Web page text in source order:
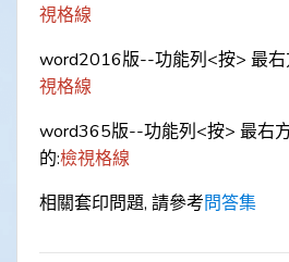
視格線
word2016版--功能列<按> 最右
視格線
word365版--功能列<按> 最右
的:檢視格線
相關套印問題, 請參考問答集